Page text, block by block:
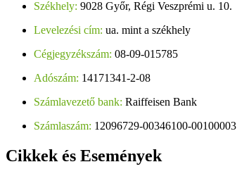
Székhely: 9028 Győr, Régi Veszprémi u. 10.
Levelezési cím: ua. mint a székhely
Cégjegyzékszám: 08-09-015785
Adószám: 14171341-2-08
Számlavezető bank: Raiffeisen Bank
Számlaszám: 12096729-00346100-00100003
Cikkek és Események